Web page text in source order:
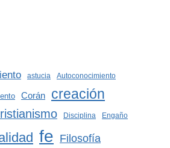
astucia Autoconocimiento
Corán creación
Disciplina Engaño
fe Filosofía